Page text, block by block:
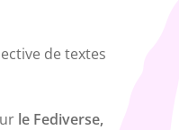
de textes
le Fediverse,